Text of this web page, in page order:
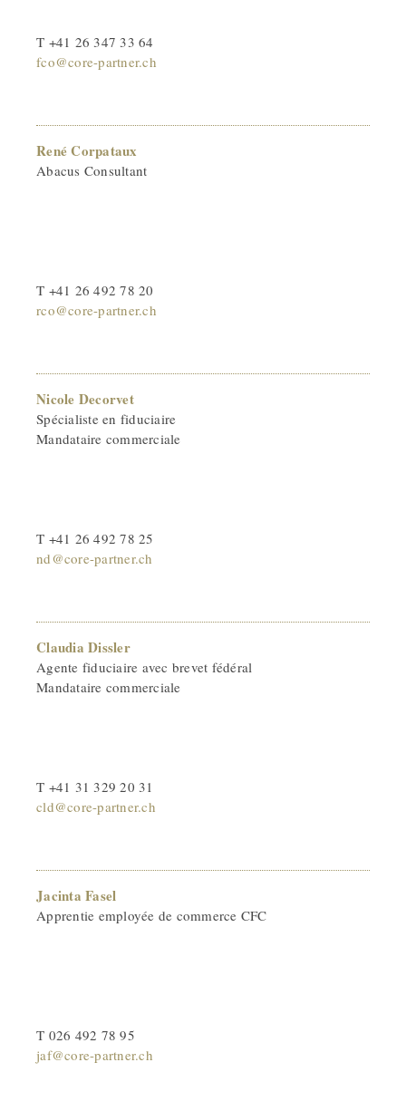
T +41 26 347 33 64
fco@core-partner.ch
René Corpataux
Abacus Consultant
T +41 26 492 78 20
rco@core-partner.ch
Nicole Decorvet
Spécialiste en fiduciaire
Mandataire commerciale
T +41 26 492 78 25
nd@core-partner.ch
Claudia Dissler
Agente fiduciaire avec brevet fédéral
Mandataire commerciale
T +41 31 329 20 31
cld@core-partner.ch
Jacinta Fasel
Apprentie employée de commerce CFC
T 026 492 78 95
jaf@core-partner.ch